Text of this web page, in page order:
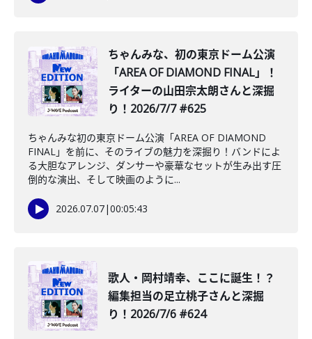
️ちゃんみな、初の東京ドーム公演
「AREA OF DIAMOND FINAL」！
ライターの山田宗太朗さんと深掘
り！2026/7/7 #625
ちゃんみな初の東京ドーム公演「AREA OF DIAMOND
FINAL」を前に、そのライブの魅力を深掘り！バンドによ
る大胆なアレンジ、ダンサーや豪華なセットが生み出す圧
倒的な演出、そして映画のように...
2026.07.07|00:05:43
️歌人・岡村靖幸、ここに誕生！？
編集担当の足立桃子さんと深掘
り！2026/7/6 #624